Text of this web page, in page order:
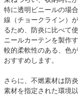
特に透明ビニールの場
線（チョークライン）
るため、防炎に比べて
ニールカーテンを製作
較的柔軟性のある、色
おすすめします。
さらに、不燃素材は防
素材を指定された環境